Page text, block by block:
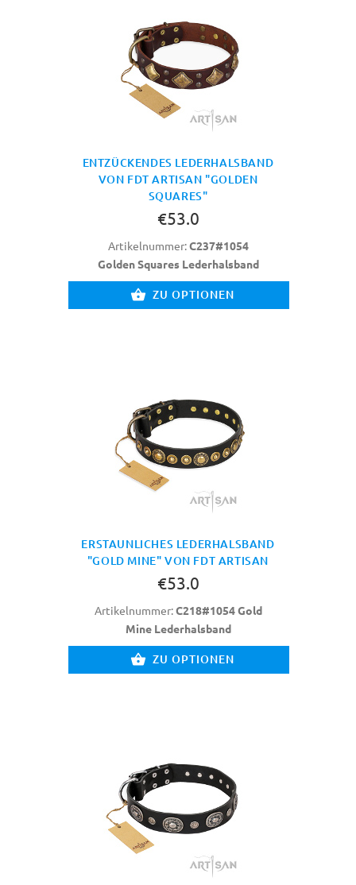
ENTZÜCKENDES LEDERHALSBAND
VON FDT ARTISAN "GOLDEN
SQUARES"
€53.0
Artikelnummer:C237#1054
Golden Squares Lederhalsband
ZU OPTIONEN
ERSTAUNLICHES LEDERHALSBAND
"GOLD MINE" VON FDT ARTISAN
€53.0
Artikelnummer:C218#1054 Gold
Mine Lederhalsband
ZU OPTIONEN